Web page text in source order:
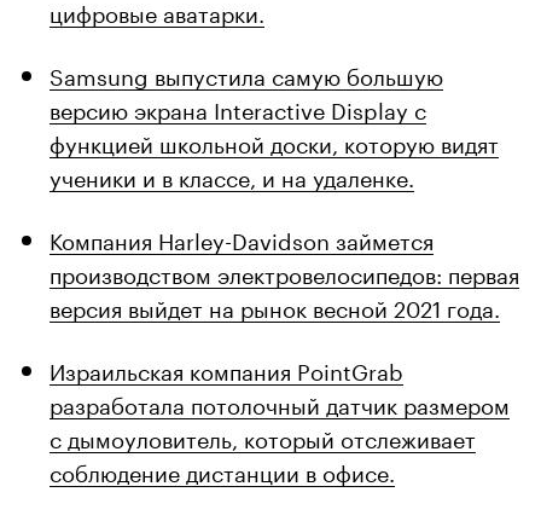
цифровые аватарки.
Samsung выпустила самую большую
версию экрана Interactive Display с
функцией школьной доски, которую видят
ученики и в классе, и на удаленке.
Компания Harley-Davidson займется
производством электровелосипедов: первая
версия выйдет на рынок весной 2021 года.
Израильская компания PointGrab
разработала потолочный датчик размером
с дымоуловитель, который отслеживает
соблюдение дистанции в офисе.